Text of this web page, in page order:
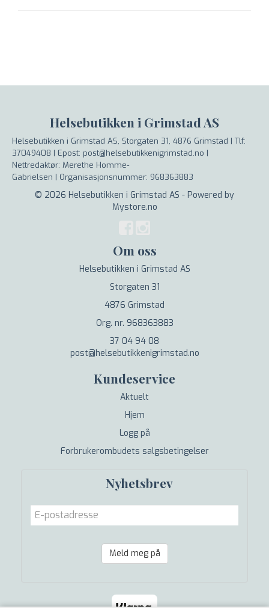
Helsebutikken i Grimstad AS
Helsebutikken i Grimstad AS, Storgaten 31, 4876 Grimstad | Tlf:
37049408 | Epost: post@helsebutikkenigrimstad.no |
Nettredaktør: Merethe Homme-
Gabrielsen | Organisasjonsnummer: 968363883
© 2026 Helsebutikken i Grimstad AS - Powered by
Mystore.no
Om oss
Helsebutikken i Grimstad AS
Storgaten 31
4876 Grimstad
Org. nr. 968363883
37 04 94 08
post@helsebutikkenigrimstad.no
Kundeservice
Aktuelt
Hjem
Logg på
Forbrukerombudets salgsbetingelser
Nyhetsbrev
Meld meg på